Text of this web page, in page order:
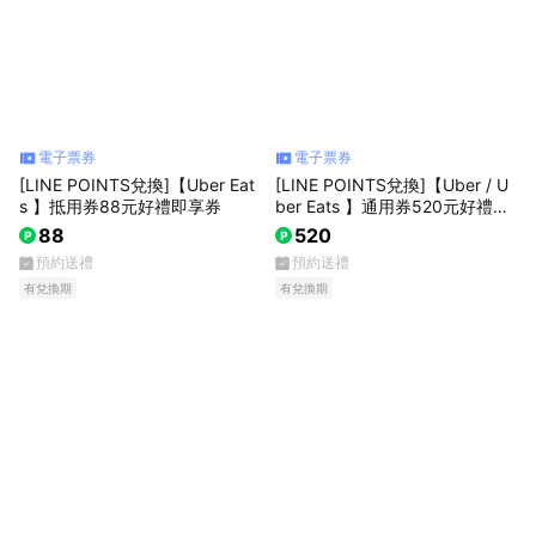
電子票券
[LINE POINTS兌換]【Uber Eat
s 】抵用券88元好禮即享券
88
預約送禮
有兌換期
電子票券
[LINE POINTS兌換]【Uber / U
ber Eats 】通用券520元好禮即
享券520
預約送禮
有兌換期